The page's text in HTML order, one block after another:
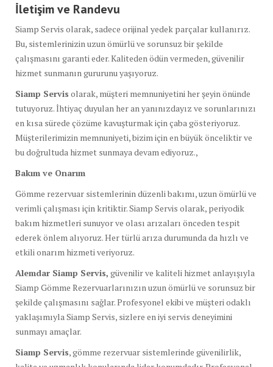
İletişim ve Randevu
Siamp Servis olarak, sadece orijinal yedek parçalar kullanırız.
Bu, sistemlerinizin uzun ömürlü ve sorunsuz bir şekilde
çalışmasını garanti eder. Kaliteden ödün vermeden, güvenilir
hizmet sunmanın gururunu yaşıyoruz.
Siamp Servis olarak, müşteri memnuniyetini her şeyin önünde
tutuyoruz. İhtiyaç duyulan her an yanınızdayız ve sorunlarınızı
en kısa sürede çözüme kavuşturmak için çaba gösteriyoruz.
Müşterilerimizin memnuniyeti, bizim için en büyük önceliktir ve
bu doğrultuda hizmet sunmaya devam ediyoruz.,
Bakım ve Onarım
Gömme rezervuar sistemlerinin düzenli bakımı, uzun ömürlü ve
verimli çalışması için kritiktir. Siamp Servis olarak, periyodik
bakım hizmetleri sunuyor ve olası arızaları önceden tespit
ederek önlem alıyoruz. Her türlü arıza durumunda da hızlı ve
etkili onarım hizmeti veriyoruz.
Alemdar Siamp Servis, güvenilir ve kaliteli hizmet anlayışıyla
Siamp Gömme Rezervuarlarınızın uzun ömürlü ve sorunsuz bir
şekilde çalışmasını sağlar. Profesyonel ekibi ve müşteri odaklı
yaklaşımıyla Siamp Servis, sizlere en iyi servis deneyimini
sunmayı amaçlar.
Siamp Servis, gömme rezervuar sistemlerinde güvenilirlik,